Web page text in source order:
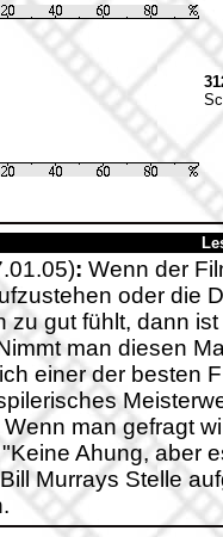
: Wenn der
oder die
zu gut fühlt, dann
man diesen
einer der besten
Wenn man gefragt
Ahung, aber
Murrays Stelle